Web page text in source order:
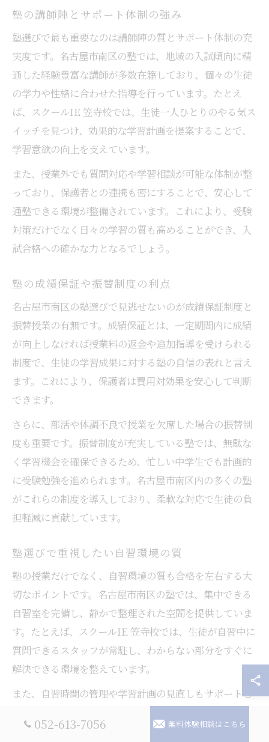
塾の講師陣とサポート体制の強み
塾選びで最も重要なのは講師陣の質とサポート体制の充
実度です。名古屋市南区の塾では、地域の入試傾向に精
通した経験豊富な講師が多数在籍しており、個々の生徒
の学力や性格に合わせた指導を行っています。たとえ
ば、スクールIE 笠寺校では、生徒一人ひとりのやる気ス
イッチを見つけ、効果的な学習計画を提案することで、
学習意欲の向上を支えています。
また、授業外でも質問対応や学習相談が可能な体制が整
っており、保護者との連携も密にすることで、安心して
通塾できる環境が整備されています。これにより、受験
対策だけでなく日々の学習の質も高めることができ、入
試合格への確かな力となるでしょう。
塾の成績保証や振替制度の利点
名古屋市南区の塾選びで見逃せないのが成績保証制度と
振替授業の有無です。成績保証とは、一定期間内に成績
が向上しなければ授業料の返金や追加指導を受けられる
制度で、生徒の学習成果に対する塾の自信の表れと言え
ます。これにより、保護者は費用対効果を安心して判断
できます。
さらに、部活や体調不良で授業を欠席した場合の振替制
度も重要です。振替制度が充実している塾では、無駄な
く学習機会を確保できるため、忙しい中学生でも計画的
に受験勉強を進められます。名古屋市南区内の多くの塾
がこれらの制度を導入しており、柔軟な対応で生徒の負
担軽減に貢献しています。
塾選びで重視したい自習環境の質
塾の授業だけでなく、自習環境の質も合格を左右する大
切なポイントです。名古屋市南区の塾では、集中できる
自習室を完備し、静かで整理された空間を提供していま
す。たとえば、スクールIE 笠寺校では、生徒が自習中に
質問できるスタッフが常駐し、わからない部分をすぐに
解決できる環境を整えています。
また、自習時間の管理や学習計画の見直しもサポートし
す。これにより、授業外の時間も効率的に活用でき、受
052-613-7056 無料体験相談はこちら